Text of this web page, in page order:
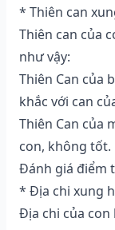
* Thiên can
Thiên can của
như vậy:
Thiên Can của
khắc với can
Thiên Can của
con, không tốt.
Đánh giá điểm
* Địa chi xung
Địa chi của con